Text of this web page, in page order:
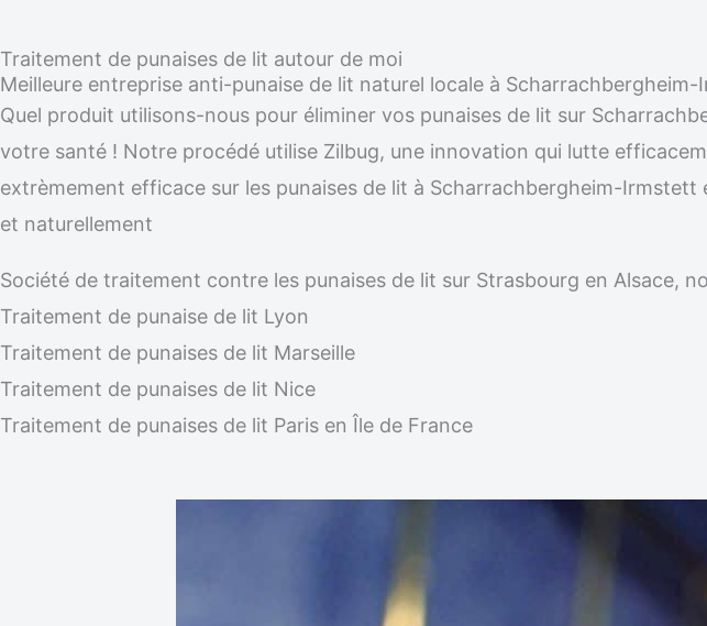
Traitement de punaises de lit autour de moi
Meilleure entreprise anti-punaise de lit naturel locale à Scharrachbergheim-
Quel produit utilisons-nous pour éliminer vos punaises de lit sur
votre santé ! Notre procédé utilise Zilbug, une innovation qui lutte
extrèmement efficace sur les punaises de lit à Scharrachbergheim-
et naturellement
Société de traitement contre les punaises de lit sur Strasbourg en Alsace,
Traitement de punaise de lit Lyon
Traitement de punaises de lit Marseille
Traitement de punaises de lit Nice
Traitement de punaises de lit Paris en Île de France